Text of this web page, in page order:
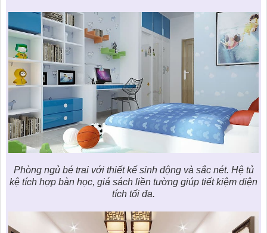
Phòng ngủ bé trai với thiết kế sinh động và sắc nét. Hệ tủ
kệ tích hợp bàn học, giá sách liền tường giúp tiết kiệm diện
tích tối đa.